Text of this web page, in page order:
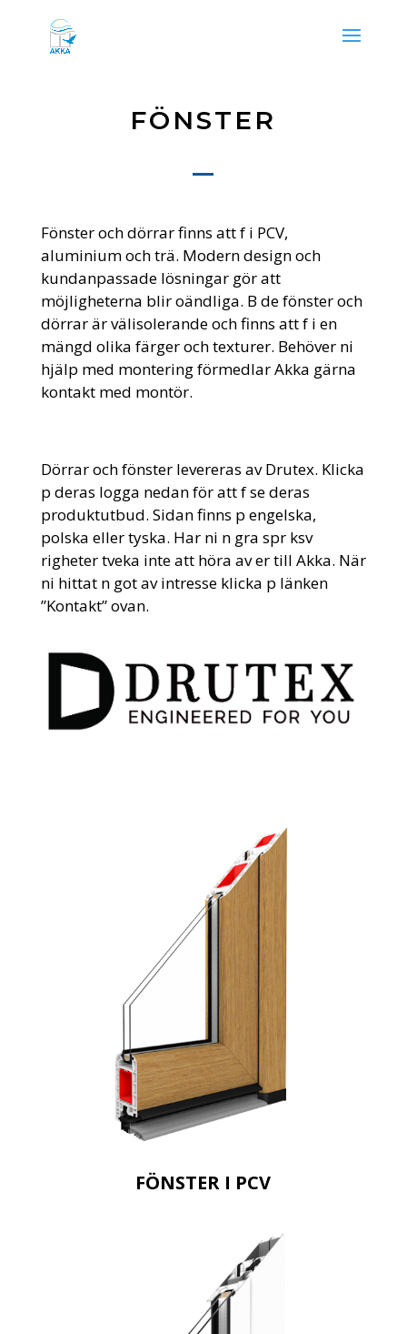
FÖNSTER
Fönster och dörrar finns att f i PCV,
aluminium och trä. Modern design och
kundanpassade lösningar gör att
möjligheterna blir oändliga. B de fönster och
dörrar är välisolerande och finns att f i en
mängd olika färger och texturer. Behöver ni
hjälp med montering förmedlar Akka gärna
kontakt med montör.
Dörrar och fönster levereras av Drutex. Klicka
p deras logga nedan för att f se deras
produktutbud. Sidan finns p engelska,
polska eller tyska. Har ni n gra spr ksv
righeter tveka inte att höra av er till Akka. När
ni hittat n got av intresse klicka p länken
”Kontakt” ovan.
FÖNSTER I PCV